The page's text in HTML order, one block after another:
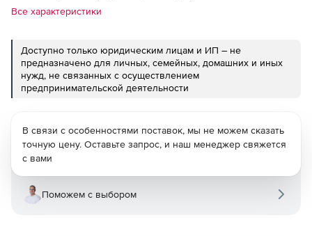
Все характеристики
Доступно только юридическим лицам и ИП – не
предназначено для личных, семейных, домашних и иных
нужд, не связанных с осуществлением
предпринимательской деятельности
В связи с особенностями поставок, мы не можем сказать
точную цену. Оставьте запрос, и наш менеджер свяжется
с вами
Поможем с выбором